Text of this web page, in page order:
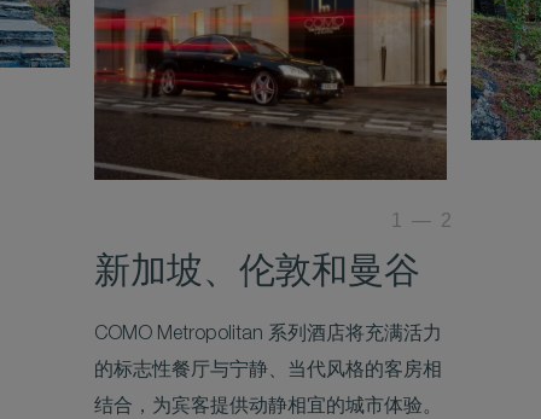
新加坡、伦敦和曼谷
COMO Metropolitan 系列酒店将充满活力
的标志性餐厅与宁静、当代风格的客房相
结合，为宾客提供动静相宜的城市体验。
1 — 2